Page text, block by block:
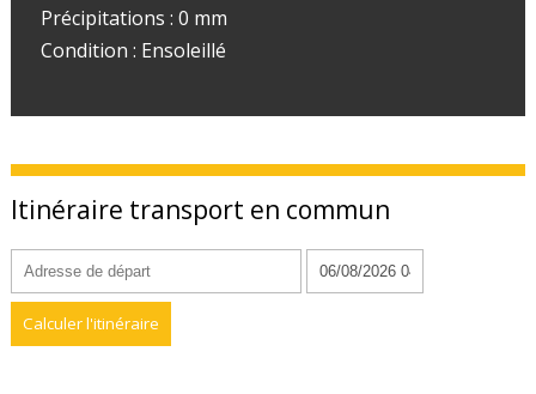
Précipitations : 0 mm
Condition : Ensoleillé
Itinéraire transport en commun